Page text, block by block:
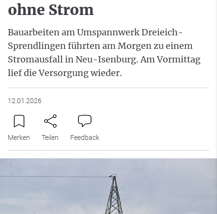
ohne Strom
Bauarbeiten am Umspannwerk Dreieich-
Sprendlingen führten am Morgen zu einem
Stromausfall in Neu-Isenburg. Am Vormittag
lief die Versorgung wieder.
12.01.2026
Merken Teilen Feedback